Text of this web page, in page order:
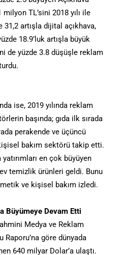
milyon TL’sini 2018 yılı ile
31,2 artışla dijital açıkhava,
18.9’luk artışla büyük
de yüzde 3.8 düşüşle reklam
ise, 2019 yılında reklam
başında; gıda ilk sırada
perakende ve üçüncü
bakım sektörü takip etti.
en çok büyüyen
temizlik ürünleri geldi. Bunu
ve kişisel bakım izledi.
Büyümeye Devam Etti
Medya ve Reklam
Raporu’na göre dünyada
640 milyar Dolar’a ulaştı.